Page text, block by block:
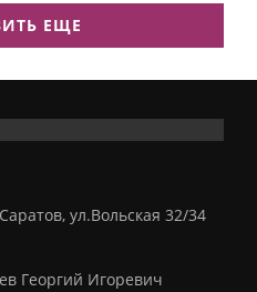
ЕЩЕ
ул.Вольская 32/34
Георгий Игоревич